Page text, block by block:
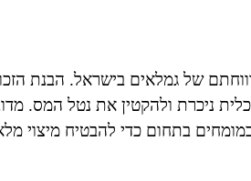
של גמלאים בישראל. הבנת
ניכרת ולהקטין את נטל המס.
בתחום כדי להבטיח מיצוי